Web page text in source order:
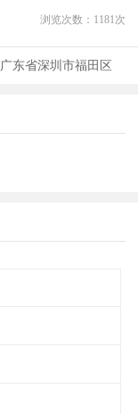
浏览次数： 1181 次
广东省深圳市福田区